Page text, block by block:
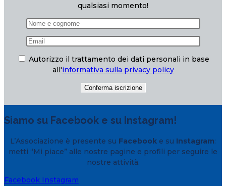
qualsiasi momento!
Autorizzo il trattamento dei dati personali in base
all'informativa sulla privacy policy
Siamo su Facebook e su Instagram!
L’Associazione è presente su Facebook e su Instagram:
metti “Mi piace” alle nostre pagine e profili per seguire le
nostre attività.
Facebook Instagram